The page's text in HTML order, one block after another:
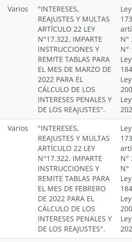
Varios
"INTERESES,
REAJUSTES Y MULTAS
ARTÍCULO 22 LEY
N°17.322. IMPARTE
INSTRUCCIONES Y
REMITE TABLAS PARA
EL MES DE MARZO DE
2022 PARA EL
CÁLCULO DE LOS
INTERESES PENALES Y
DE LOS REAJUSTES".
N°
N°
Varios
"INTERESES,
REAJUSTES Y MULTAS
ARTÍCULO 22 LEY
N°17.322. IMPARTE
INSTRUCCIONES Y
REMITE TABLAS PARA
EL MES DE FEBRERO
DE 2022 PARA EL
CÁLCULO DE LOS
INTERESES PENALES Y
DE LOS REAJUSTES".
N°
N°